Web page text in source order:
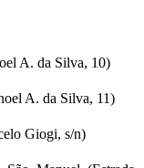
A. da Silva, 10)
A. da Silva, 11)
Giogi, s/n)